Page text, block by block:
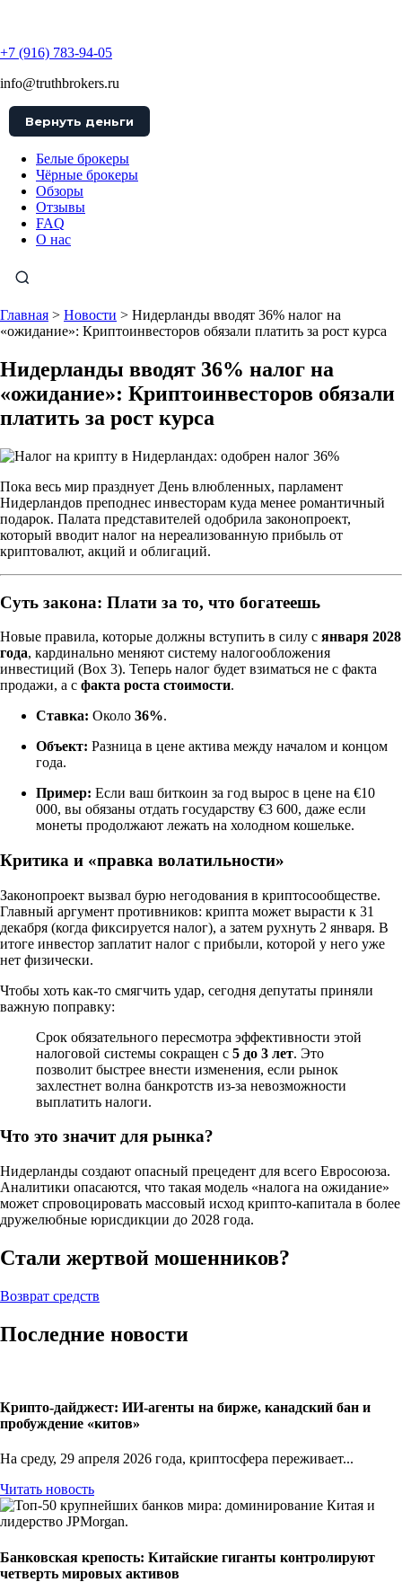
+7 (916) 783-94-05
info@truthbrokers.ru
Вернуть деньги
Белые брокеры
Чёрные брокеры
Обзоры
Отзывы
FAQ
О нас
Главная > Новости > Нидерланды вводят 36% налог на
«ожидание»: Криптоинвесторов обязали платить за рост курса
Нидерланды вводят 36% налог на
«ожидание»: Криптоинвесторов обязали
платить за рост курса
Пока весь мир празднует День влюбленных, парламент
Нидерландов преподнес инвесторам куда менее романтичный
подарок. Палата представителей одобрила законопроект,
который вводит налог на нереализованную прибыль от
криптовалют, акций и облигаций.
Суть закона: Плати за то, что богатеешь
Новые правила, которые должны вступить в силу с января 2028
года, кардинально меняют систему налогообложения
инвестиций (Box 3). Теперь налог будет взиматься не с факта
продажи, а с факта роста стоимости.
Ставка: Около 36%.
Объект: Разница в цене актива между началом и концом
года.
Пример: Если ваш биткоин за год вырос в цене на €10
000, вы обязаны отдать государству €3 600, даже если
монеты продолжают лежать на холодном кошельке.
Критика и «правка волатильности»
Законопроект вызвал бурю негодования в криптосообществе.
Главный аргумент противников: крипта может вырасти к 31
декабря (когда фиксируется налог), а затем рухнуть 2 января. В
итоге инвестор заплатит налог с прибыли, которой у него уже
нет физически.
Чтобы хоть как-то смягчить удар, сегодня депутаты приняли
важную поправку:
Срок обязательного пересмотра эффективности этой
налоговой системы сокращен с 5 до 3 лет. Это
позволит быстрее внести изменения, если рынок
захлестнет волна банкротств из-за невозможности
выплатить налоги.
Что это значит для рынка?
Нидерланды создают опасный прецедент для всего Евросоюза.
Аналитики опасаются, что такая модель «налога на ожидание»
может спровоцировать массовый исход крипто-капитала в более
дружелюбные юрисдикции до 2028 года.
Стали жертвой мошенников?
Возврат средств
Последние новости
Крипто-дайджест: ИИ-агенты на бирже, канадский бан и
пробуждение «китов»
На среду, 29 апреля 2026 года, криптосфера переживает...
Читать новость
Банковская крепость: Китайские гиганты контролируют
четверть мировых активов